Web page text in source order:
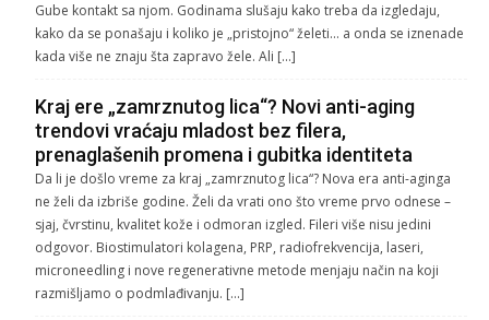
Gube kontakt sa njom. Godinama slušaju kako treba da izgledaju,
kako da se ponašaju i koliko je „pristojno“ želeti… a onda se iznenade
kada više ne znaju šta zapravo žele. Ali […]
Kraj ere „zamrznutog lica“? Novi anti-aging
trendovi vraćaju mladost bez filera,
prenaglašenih promena i gubitka identiteta
Da li je došlo vreme za kraj „zamrznutog lica“? Nova era anti-aginga
ne želi da izbriše godine. Želi da vrati ono što vreme prvo odnese –
sjaj, čvrstinu, kvalitet kože i odmoran izgled. Fileri više nisu jedini
odgovor. Biostimulatori kolagena, PRP, radiofrekvencija, laseri,
microneedling i nove regenerativne metode menjaju način na koji
razmišljamo o podmlađivanju. […]